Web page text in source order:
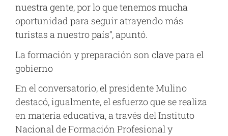
nuestra gente, por lo que tenemos mucha
oportunidad para seguir atrayendo más
turistas a nuestro país”, apuntó.
La formación y preparación son clave para el
gobierno
En el conversatorio, el presidente Mulino
destacó, igualmente, el esfuerzo que se realiza
en materia educativa, a través del Instituto
Nacional de Formación Profesional y